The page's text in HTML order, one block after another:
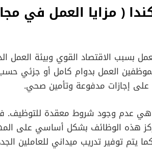
( مزايا العمل في
بسبب الاقتصاد القوي وبيئة العمل
العمل بدوام كامل أو جزئي
على إجازات مدفوعة وتأمين صحي.
هي عدم وجود شروط معقدة
هذه الوظائف بشكل أساسي على
يتم توفير تدريب ميداني للعاملين